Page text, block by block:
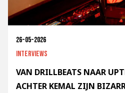
26-05-2026
Interviews
VAN DRILLBEATS NAAR
ACHTER KEMAL ZIJN